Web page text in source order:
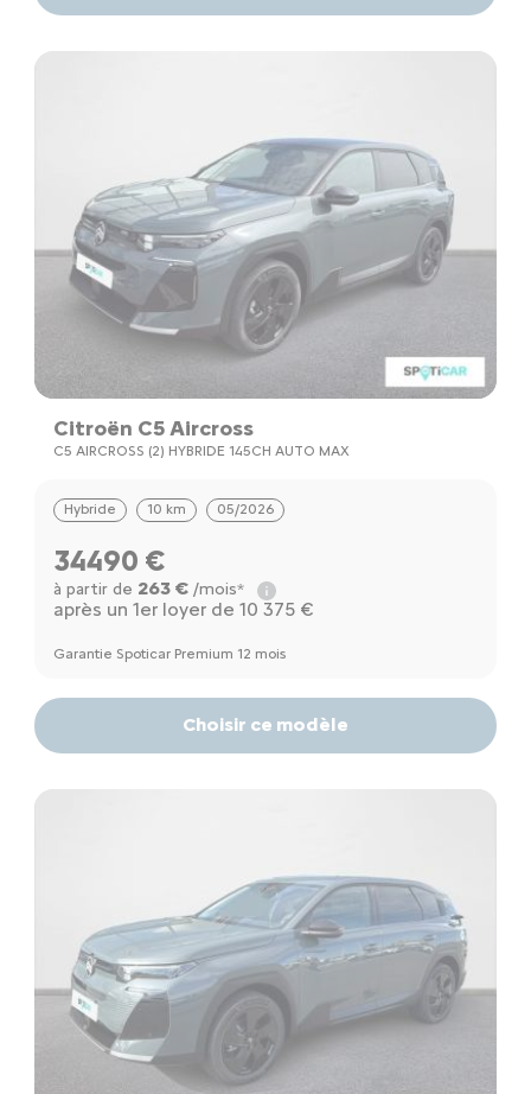
Citroën C5 Aircross
C5 AIRCROSS (2) HYBRIDE 145CH AUTO MAX
Hybride 10 km 05/2026
34490 €
à partir de 263 €/mois*
après un 1er loyer de 10 375 €
Garantie Spoticar Premium 12 mois
Choisir ce modèle